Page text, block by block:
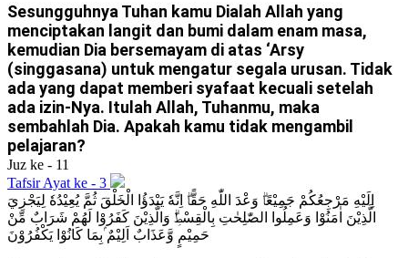
Sesungguhnya Tuhan kamu Dialah Allah yang
menciptakan langit dan bumi dalam enam masa,
kemudian Dia bersemayam di atas ‘Arsy
(singgasana) untuk mengatur segala urusan. Tidak
ada yang dapat memberi syafaat kecuali setelah
ada izin-Nya. Itulah Allah, Tuhanmu, maka
sembahlah Dia. Apakah kamu tidak mengambil
pelajaran?
Juz ke - 11
Tafsir Ayat ke - 3
اِلَيْهِ مَرْجِعُكُمْ جَمِيْعًاۗ وَعْدَ اللّٰهِ حَقًّاۗ اِنَّهٗ يَبْدَؤُا الْخَلْقَ ثُمَّ يُعِيْدُهٗ لِيَجْزِيَ
الَّذِيْنَ اٰمَنُوْا وَعَمِلُوا الصّٰلِحٰتِ بِالْقِسْطِۗ وَالَّذِيْنَ كَفَرُوْا لَهُمْ شَرَابٌ مِّنْ
حَمِيْمٍ وَّعَذَابٌ اَلِيْمٌ ۢبِمَا كَانُوْا يَكْفُرُوْنَ